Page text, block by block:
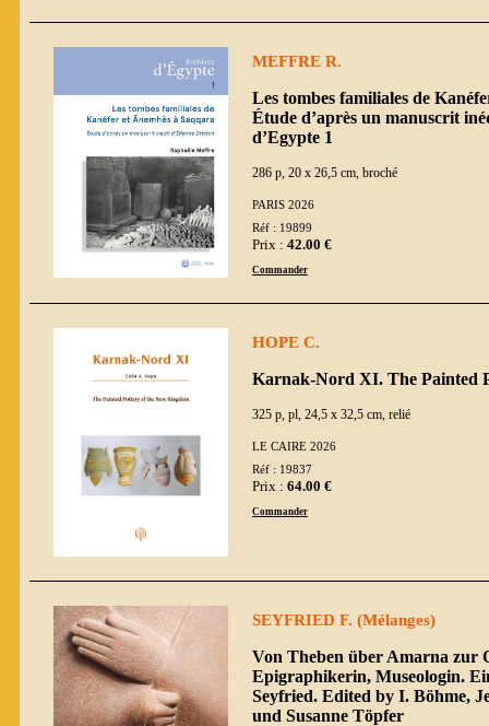
MEFFRE R.
Les tombes familiales de
Étude d’après un manuscrit
d’Egypte 1
286 p, 20 x 26,5 cm, broché
PARIS 2026
Réf : 19899
Prix : 42.00 €
Commander
HOPE C.
Karnak-Nord XI. The Painted
325 p, pl, 24,5 x 32,5 cm, relié
LE CAIRE 2026
Réf : 19837
Prix : 64.00 €
Commander
SEYFRIED F. (Mélanges)
Von Theben über Amarna zur
Epigraphikerin, Museologin.
Seyfried. Edited by I. Böhme,
und Susanne Töpfer